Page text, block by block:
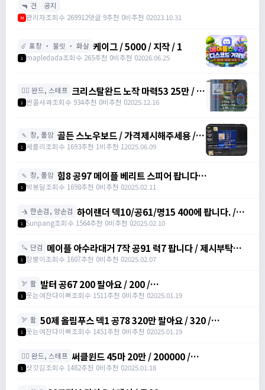
🔫 건 공지
M 관리자조회수 269912댓글 9추천 0비추천 02023.10.31
☄️ 표창 ・ 불릿 ・ 화살 케이그 / 5000 / 지작 / 1
1 mapledada조회수 265추천 0비추천 02026.06.25
🧙‍♀️ 완드, 스테프 크리스탈완드 노작 마력53 25만 / 마
력52 15만 팝니다 / 250000 / 마력
https://open.kakao.com/o/sdHYKEcg
1 썬콜사과조회수 934추천 0비추천 02025.12.16
🍡 창, 폴암 골든 스노우보드 / 가격제시해주세용 / 골
든 스노우보드 3강 STR3 공격력60 /
1 세를리조회수 1693추천 1비추천 12025.06.09
🍡 창, 폴암 힘8 공97 메이플 베리트 스피어 팝니다
https://open.kakao.com/o/gZBfyJ6f /
1 박봉달조회수 1698추천 0비추천 02025.02.11
🤺 한손검, 양손검 하이랜더 덱10/공61/명15 400에 팝니다. /
4000000
1 Sunpang조회수 1564추천 0비추천 02025.02.10
🔪 단검 메이플 아수라대거 7작 공91 럭7 팝니다 / 제시부탁드
려요 / 아수라대거
1 장뿡이조회수 1607추천 0비추천 02025.02.07
🏹 활 발터 공67 200 팔아요 / 200 /
https://open.kakao.com/o/sudvnjbh
1 웃는여잔다이뻐조회수 1511추천 0비추천 02025.01.19
🏹 활 50제 올림푸스 덱1 공78 320만 팔아요 / 320 /
https://open.kakao.com/o/sudvnjbh
1 웃는여잔다이뻐조회수 1451추천 0비추천 02025.01.19
🧙‍♀️ 완드, 스테프 써클윈드 45마 20만 / 200000 /
https://open.kakao.com/o/sqsdWdbh
1 삿갓김조회수 1482추천 0비추천 02025.01.18